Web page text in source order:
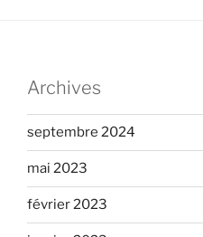
Archives
septembre 2024
mai 2023
février 2023